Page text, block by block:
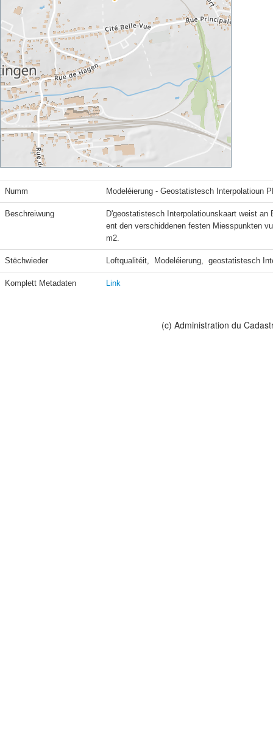
Numm Modeléierung - Geostatistesch Interpolatioun
Beschreiwung
D'geostatistesch Interpolatiounskaart weist
ent den verschiddenen festen Miesspunkten
m2.
Stëchwieder Loftqualitéit,  Modeléierung,  geostatistesch
Komplett Metadaten Link
(c) Administration du